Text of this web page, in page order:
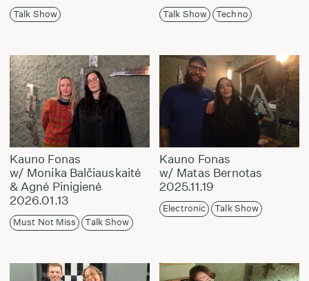
Talk Show Talk Show Techno
Kauno Fonas
w/ Monika Balčiauskaitė
& Agnė Pinigienė
2026.01.13
Must Not Miss Talk Show
Kauno Fonas
w/ Matas Bernotas
2025.11.19
Electronic Talk Show